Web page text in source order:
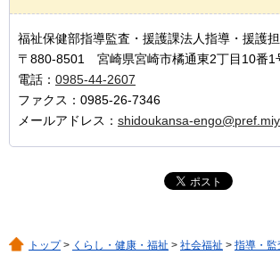
福祉保健部指導監査・援護課法人指導・援護
〒880-8501 宮崎県宮崎市橘通東2丁目10番1
電話： 0985-44-2607
ファクス：0985-26-7346
メールアドレス： shidoukansa-
トップ> くらし・健康・福祉 > 社会福祉 > 指導・監